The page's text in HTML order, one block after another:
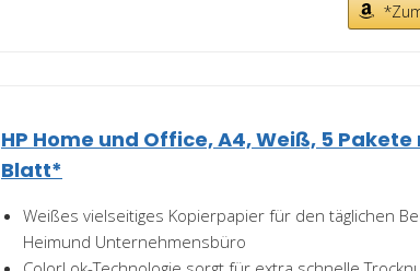
HP Home und Office, A4, Weiß, 5
Blatt*
Weißes vielseitiges Kopierpapier für den täglichen
Heimund Unternehmensbüro